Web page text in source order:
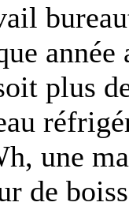
plus
une
de